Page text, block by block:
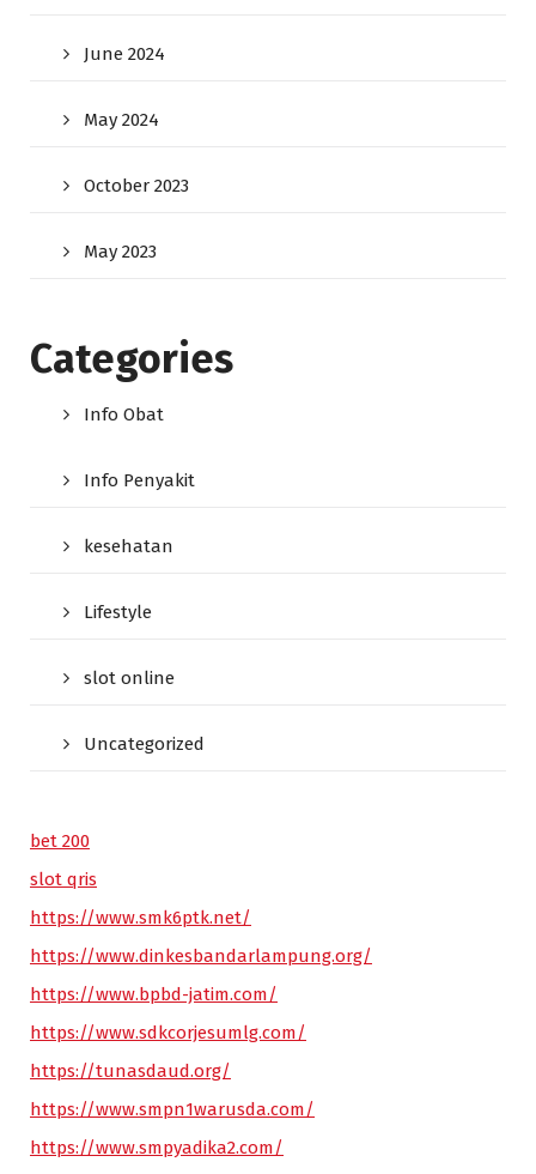
June 2024
May 2024
October 2023
May 2023
Categories
Info Obat
Info Penyakit
kesehatan
Lifestyle
slot online
Uncategorized
bet 200
slot qris
https://www.smk6ptk.net/
https://www.dinkesbandarlampung.org/
https://www.bpbd-jatim.com/
https://www.sdkcorjesumlg.com/
https://tunasdaud.org/
https://www.smpn1warusda.com/
https://www.smpyadika2.com/